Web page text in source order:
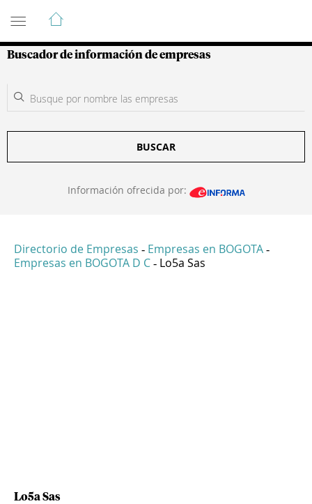
Guía de Empresas Colombianas
Buscador de información de empresas
BUSCAR
Información ofrecida por:
Directorio de Empresas - Empresas en BOGOTA -
Empresas en BOGOTA D C - Lo5a Sas
Lo5a Sas